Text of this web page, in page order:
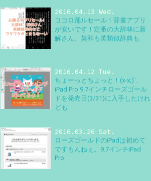
2016.04.13 Wed.
ココロ踊ルセール！辞書アプリ
が安いです！定番の大辞林に新
解さん、英和も英類似辞典も
2016.04.12 Tue.
ちょーっとちょっと！(x-x;)`、
iPad Pro 9.7インチローズゴール
ドを発売日(3/31)に入手したけれ
ども
2016.03.26 Sat.
ローズゴールドのiPadは初めて
ですもんねぇ。9.7インチiPad
Pro